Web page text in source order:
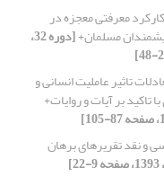
معرفتی معجزه در
مسلمان+ [دوره 32،
تاثیر عاملیت انسانی و
تاکید بر آیات و روایات+
و نقد تقریرهای برهان